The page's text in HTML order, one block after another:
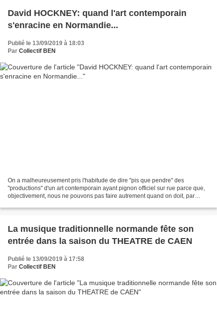
David HOCKNEY: quand l'art contemporain
s'enracine en Normandie...
Publié le 13/09/2019 à 18:03
Par Collectif BEN
On a malheureusement pris l'habitude de dire "pis que pendre" des
"productions" d'un art contemporain ayant pignon officiel sur rue parce que,
objectivement, nous ne pouvons pas faire autrement quand on doit, par
La musique traditionnelle normande fête son
entrée dans la saison du THEATRE de CAEN
Publié le 13/09/2019 à 17:58
Par Collectif BEN